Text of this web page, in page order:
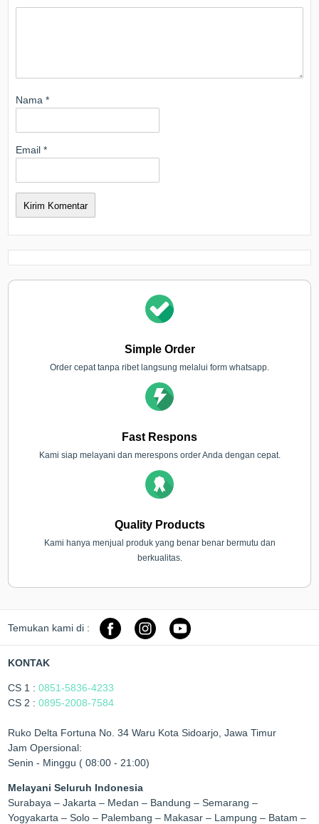
Nama*
Email*
Simple Order
Order cepat tanpa ribet langsung melalui form whatsapp.
Fast Respons
Kami siap melayani dan merespons order Anda dengan cepat.
Quality Products
Kami hanya menjual produk yang benar benar bermutu dan
berkualitas.
Temukan kami di :
KONTAK
CS 1 :0851-5836-4233
CS 2 :0895-2008-7584
Ruko Delta Fortuna No. 34 Waru Kota Sidoarjo, Jawa Timur
Jam Opersional:
Senin - Minggu ( 08:00 - 21:00)
Melayani Seluruh Indonesia
Surabaya – Jakarta – Medan – Bandung – Semarang –
Yogyakarta – Solo – Palembang – Makasar – Lampung – Batam –